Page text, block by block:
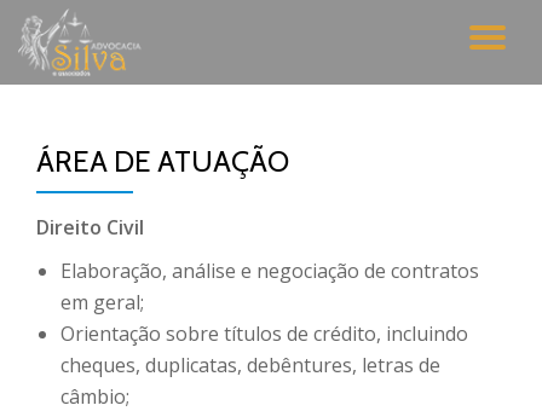
Pular
para
ÁREA DE ATUAÇÃO
Direito Civil
Elaboração, análise e negociação de contratos
em geral;
Orientação sobre títulos de crédito, incluindo
cheques, duplicatas, debêntures, letras de
câmbio;